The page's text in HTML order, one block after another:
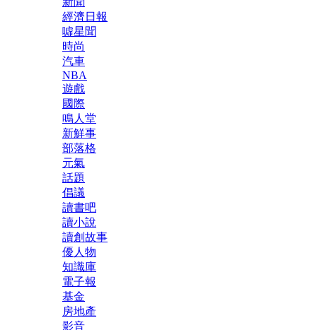
經濟日報
噓星聞
時尚
汽車
NBA
遊戲
國際
鳴人堂
新鮮事
部落格
元氣
話題
倡議
讀書吧
讀小說
讀創故事
優人物
知識庫
電子報
基金
房地產
影音